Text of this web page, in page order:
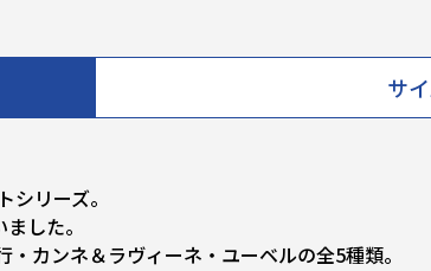
サ
リーズ。
した。
カンネ＆ラヴィーネ・ユーベルの全5種類。